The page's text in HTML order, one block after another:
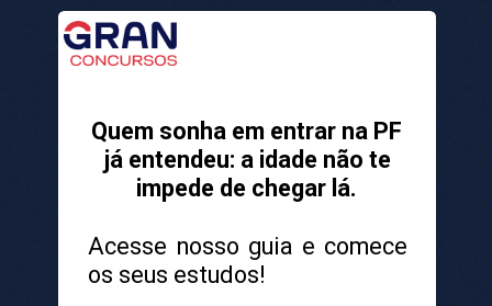
Quem sonha em entrar na PF
já entendeu: a idade não te
impede de chegar lá.
Acesse nosso guia e comece
os seus estudos!